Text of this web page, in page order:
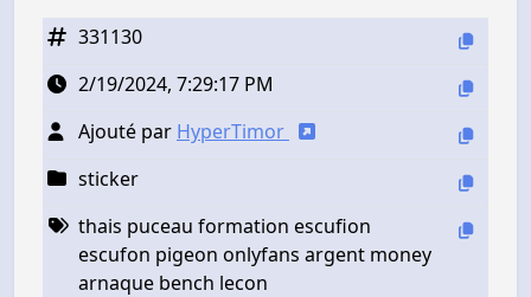
331130
2/19/2024, 7:29:17 PM
Ajouté par HyperTimor
sticker
thais puceau formation escufion
escufon pigeon onlyfans argent money
arnaque bench lecon